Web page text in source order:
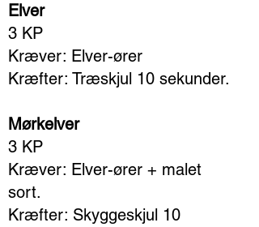
Elver
3 KP
Kræver: Elver-ører
Kræfter: Træskjul 10 sekunder.
Mørkelver
3 KP
Kræver: Elver-ører + malet
sort.
Kræfter: Skyggeskjul 10